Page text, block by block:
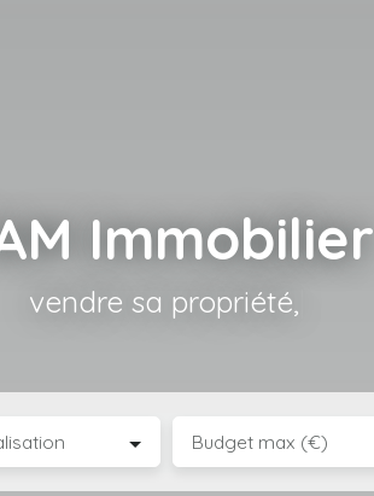
Immobilier
loue|
Budget max (€)